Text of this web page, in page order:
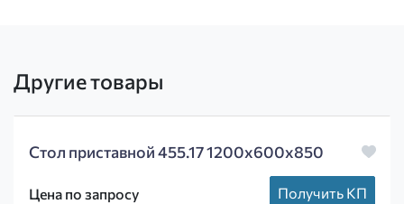
Другие товары
Стол приставной 455.17 1200х600х850
Цена по запросу Получить КП